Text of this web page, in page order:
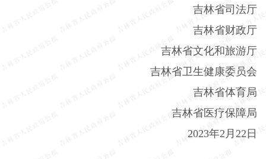
吉林省司法厅
吉林省财政厅
吉林省文化和旅游厅
吉林省卫生健康委员会
吉林省体育局
吉林省医疗保障局
2023年2 月 22 日